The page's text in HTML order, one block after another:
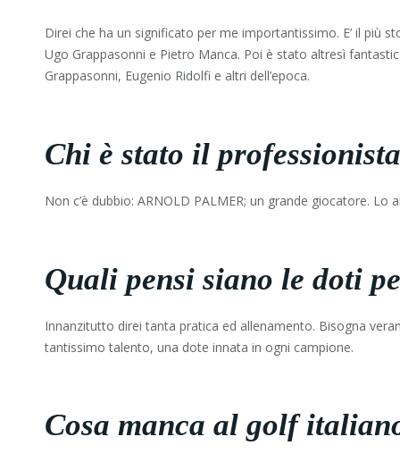
Direi che ha un significato per me importantissimo. E’ il più
Ugo Grappasonni e Pietro Manca. Poi è stato altresì
Grappasonni, Eugenio Ridolfi e altri dell’epoca.
Chi è stato il
Non c’è dubbio: ARNOLD PALMER; un grande giocatore.
Quali pensi siano le doti
Innanzitutto direi tanta pratica ed allenamento. Bisogna
tantissimo talento, una dote innata in ogni campione.
Cosa manca al golf